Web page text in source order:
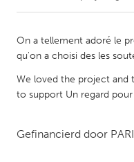
Amherstburg
Kitchener-Waterloo
Newmarket
On a tellement adoré le
qu'on a choisi des les
We loved the project and
to support Un regard
Gefinancierd door